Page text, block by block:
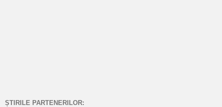
ȘTIRILE PARTENERILOR: